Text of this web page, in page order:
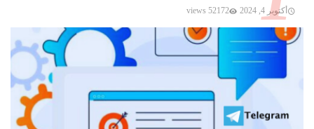
أكتوبر 4, 2024 52172 views